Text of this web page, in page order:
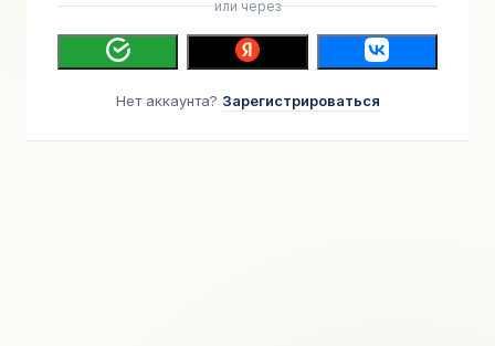
или через
Нет аккаунта? Зарегистрироваться